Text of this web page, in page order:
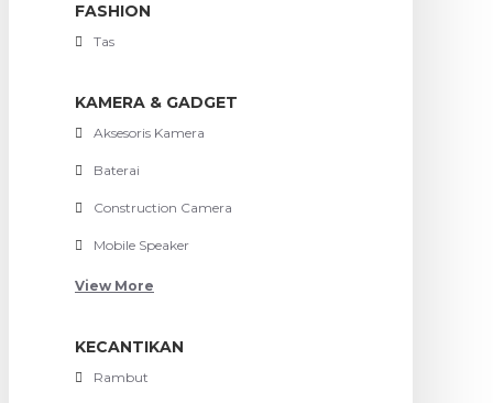
FASHION
Tas
KAMERA & GADGET
Aksesoris Kamera
Baterai
Construction Camera
Mobile Speaker
View More
KECANTIKAN
Rambut